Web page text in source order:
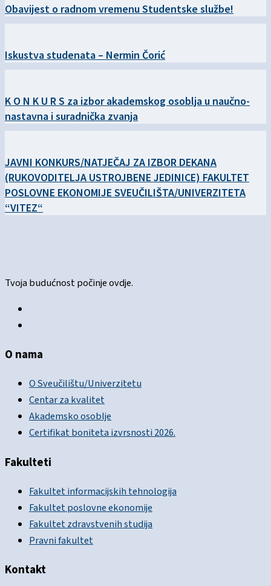
Obavijest o radnom vremenu Studentske službe!
Iskustva studenata – Nermin Čorić
K O N K U R S za izbor akademskog osoblja u naučno-
nastavna i suradnička zvanja
JAVNI KONKURS/NATJEČAJ ZA IZBOR DEKANA
(RUKOVODITELJA USTROJBENE JEDINICE) FAKULTET
POSLOVNE EKONOMIJE SVEUČILIŠTA/UNIVERZITETA
“VITEZ“
Tvoja budućnost počinje ovdje.
O nama
O Sveučilištu/Univerzitetu
Centar za kvalitet
Akademsko osoblje
Certifikat boniteta izvrsnosti 2026.
Fakulteti
Fakultet informacijskih tehnologija
Fakultet poslovne ekonomije
Fakultet zdravstvenih studija
Pravni fakultet
Kontakt